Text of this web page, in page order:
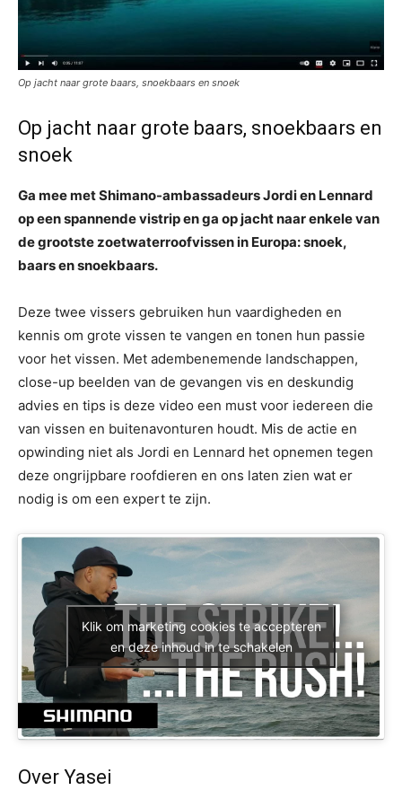
Op jacht naar grote baars, snoekbaars en snoek
Op jacht naar grote baars, snoekbaars en
snoek
Ga mee met Shimano-ambassadeurs Jordi en Lennard
op een spannende vistrip en ga op jacht naar enkele van
de grootste zoetwaterroofvissen in Europa: snoek,
baars en snoekbaars.
Deze twee vissers gebruiken hun vaardigheden en
kennis om grote vissen te vangen en tonen hun passie
voor het vissen. Met adembenemende landschappen,
close-up beelden van de gevangen vis en deskundig
advies en tips is deze video een must voor iedereen die
van vissen en buitenavonturen houdt. Mis de actie en
opwinding niet als Jordi en Lennard het opnemen tegen
deze ongrijpbare roofdieren en ons laten zien wat er
nodig is om een expert te zijn.
Klik om marketing cookies te accepteren
en deze inhoud in te schakelen
Over Yasei